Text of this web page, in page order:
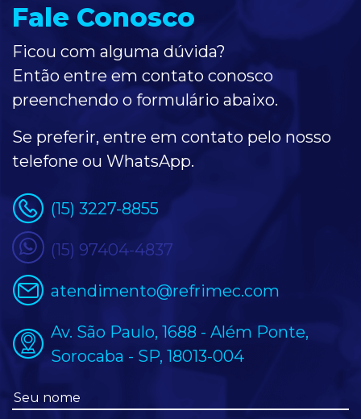
Fale Conosco
Ficou com alguma dúvida?
Então entre em contato conosco
preenchendo o formulário abaixo.
Se preferir, entre em contato pelo nosso
telefone ou WhatsApp.
(15) 3227-8855
(15) 97404-4837
atendimento@refrimec.com
Av. São Paulo, 1688 - Além Ponte,
Sorocaba - SP, 18013-004